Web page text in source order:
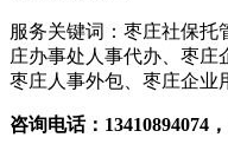
服务关键词：枣庄社保托
庄办事处人事代办、枣庄
枣庄人事外包、枣庄企业
咨询电话：13410894074